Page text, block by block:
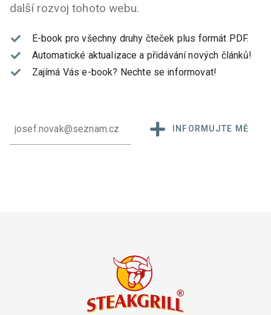
další rozvoj tohoto webu.
E-book pro všechny druhy čteček plus formát PDF.
Automatické aktualizace a přidávání nových článků!
Zajímá Vás e-book? Nechte se informovat!
INFORMUJTE MĚ